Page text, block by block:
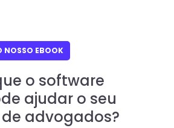
NOSSO EBOOK
o software
ajudar o seu
advogados?